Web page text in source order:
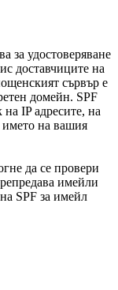
за удостоверяване
доставчиците на
сървър е
домейн. SPF
IP адресите, на
името на вашия
да се провери
имейли
SPF за имейл